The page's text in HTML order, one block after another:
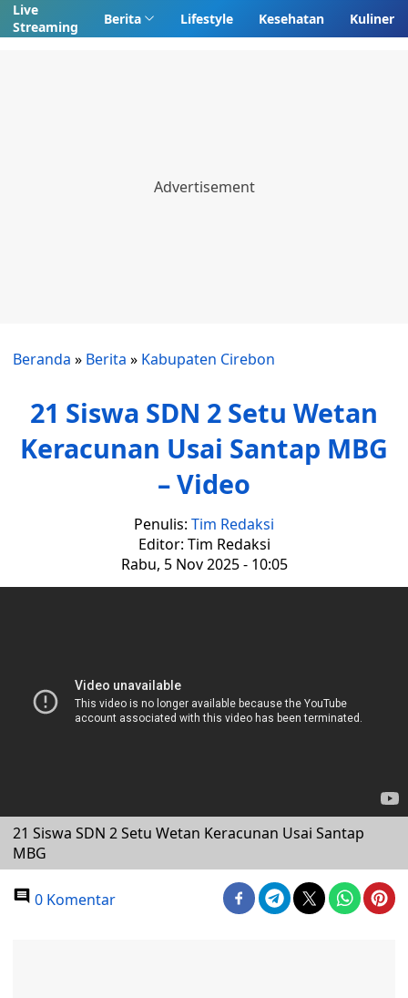
Live
Streaming
Berita Lifestyle Kesehatan Kuliner
Beranda » Berita » Kabupaten Cirebon
21 Siswa SDN 2 Setu Wetan
Keracunan Usai Santap MBG
– Video
Penulis: Tim Redaksi
Editor: Tim Redaksi
Rabu, 5 Nov 2025 - 10:05
21 Siswa SDN 2 Setu Wetan Keracunan Usai Santap
MBG
0 Komentar